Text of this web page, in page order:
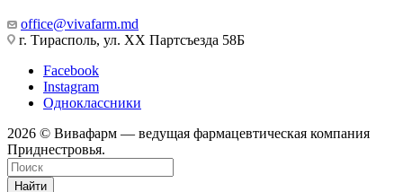
office@vivafarm.md
г. Тирасполь, ул. ХХ Партсъезда 58Б
Facebook
Instagram
Одноклассники
2026 © Вивафарм — ведущая фармацевтическая компания
Приднестровья.
Найти